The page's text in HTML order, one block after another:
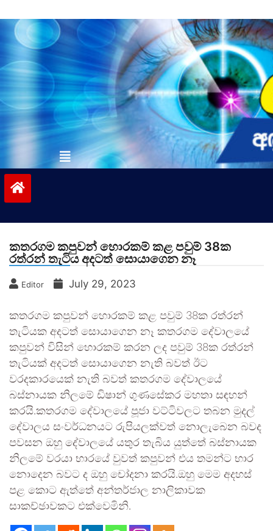
to
contentvinivida.lk
කතරගම කපුවන් හොරකම් කළ පවුම් 38ක
රත්රන් තැටිය අදටත් සොයාගෙන නෑ
Editor July 29, 2023
කතරගම කපුවන් හොරකම් කළ පවුම් 38ක රත්රන්
තැටියක අදටත් සොයාගෙන නෑ කතරගම දේවාලයේ
කපුවන් විසින් හොරකම් කරන ලද පවුම් 38ක රත්රන්
තැටියක් අදටත් සොයාගෙන නැති බවත් ඊට
වරදකාරයෙක් නැති බවත් කතරගම දේවාලයේ
බස්නායක නිලමේ ඩිෂාන් ගුණසේකර මහතා සඳහන්
කරයි.කතරගම දේවාලයේ පූජා වට්ටිවලට තබන මුදල්
දේවාලය සංවර්ධනයට රුපියලක්වත් නොලැබෙන බවද
පවසන ඔහු දේවාලයේ යතුර තැබිය යුත්තේ බස්නායක
නිලමේ වරයා භාරයේ වුවත් කපුවන් එය තමන්ට භාර
නොදෙන බවට ද ඔහු චෝදනා කරයි.ඔහු මෙම අදහස්
පළ කොට ඇත්තේ අන්තර්ජාල නාලිකාවක
සාකච්ඡාවකට එක්වෙමිනි.